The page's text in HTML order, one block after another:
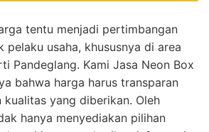
tentu menjadi pertimbangan
pelaku usaha, khususnya di area
Pandeglang. Kami Jasa Neon Box
bahwa harga harus transparan
kualitas yang diberikan. Oleh
hanya menyediakan pilihan